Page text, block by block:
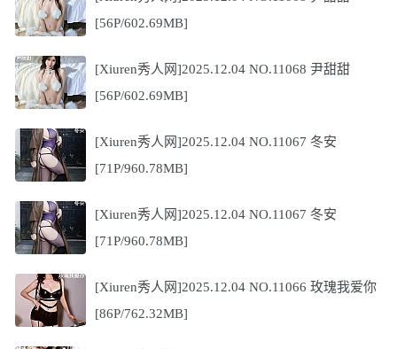
[56P/602.69MB]
[Xiuren秀人网]2025.12.04 NO.11068 尹甜甜
[56P/602.69MB]
[Xiuren秀人网]2025.12.04 NO.11067 冬安
[71P/960.78MB]
[Xiuren秀人网]2025.12.04 NO.11067 冬安
[71P/960.78MB]
[Xiuren秀人网]2025.12.04 NO.11066 玫瑰我爱你
[86P/762.32MB]